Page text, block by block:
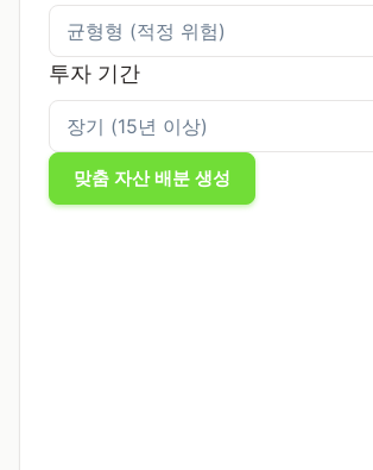
투자 기간
맞춤 자산 배분 생성